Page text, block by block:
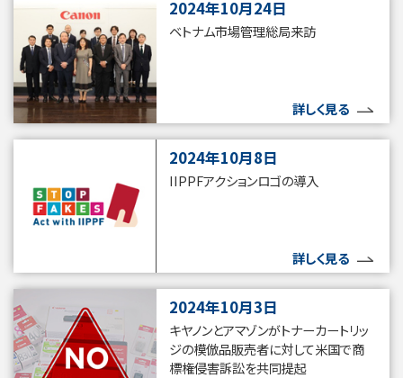
2024年10月24日
ベトナム市場管理総局来訪
詳しく見る
2024年10月8日
IIPPFアクションロゴの導入
詳しく見る
2024年10月3日
キヤノンとアマゾンがトナーカートリッ
ジの模倣品販売者に対して米国で商
標権侵害訴訟を共同提起